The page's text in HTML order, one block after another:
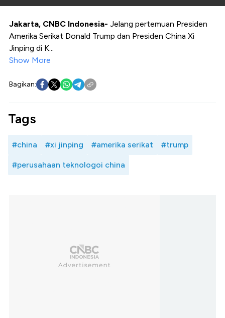
Jakarta, CNBC Indonesia- Jelang pertemuan Presiden
Amerika Serikat Donald Trump dan Presiden China Xi
Jinping di K...
Show More
Bagikan:
Tags
#china #xi jinping #amerika serikat #trump
#perusahaan teknologoi china